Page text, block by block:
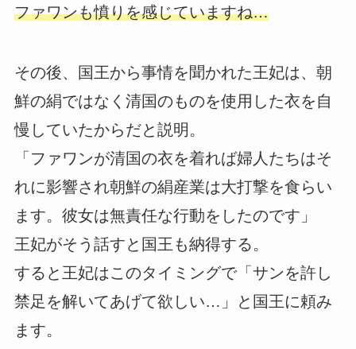
ファワンも憤りを感じていますね…
その後、国王から事情を聞かれた王妃は、朝
鮮の絹ではなく清国のものを使用した衣を自
慢していたからだと説明。
「ファワンが清国の衣を着れば婦人たちはそ
れに影響され朝鮮の絹産業は大打撃を食らい
ます。彼女は無責任な行動をしたのです」
王妃がそう話すと国王も納得する。
すると王妃はこのタイミングで「サンを許し
禁足を解いてあげて欲しい…」と国王に頼み
ます。